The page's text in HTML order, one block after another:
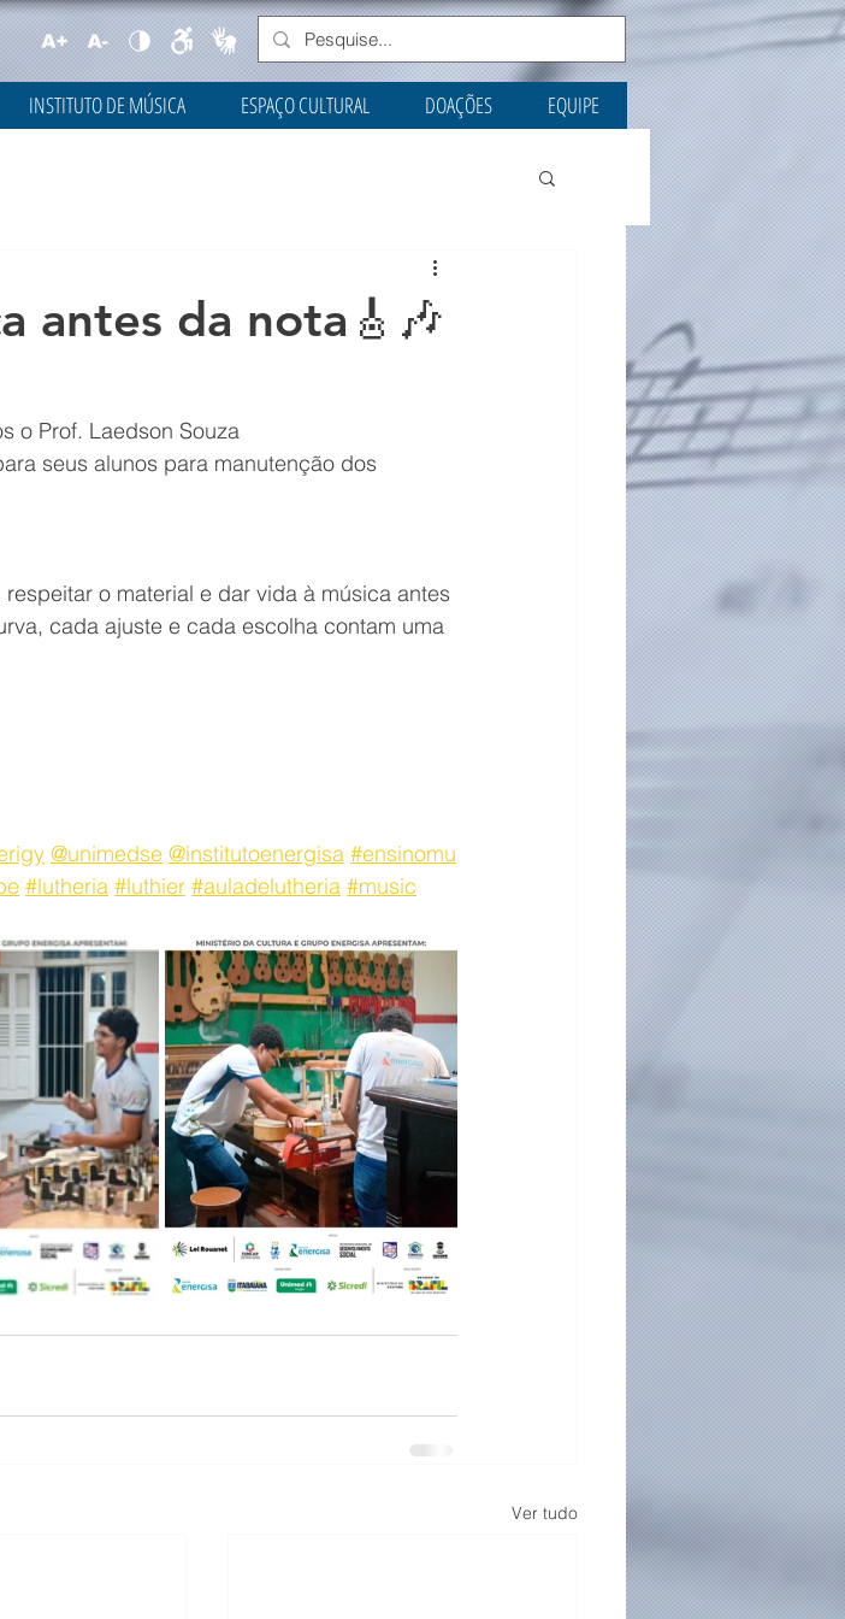
INSTITUTO DE MÚSICA ESPAÇO CULTURAL DOAÇÕES EQUIPE
antes da nota🎸🎶
o Prof. Laedson Souza
seus alunos para manutenção dos
o material e dar vida à música antes
cada ajuste e cada escolha contam uma
@unimedse @institutoenergisa #ensinomu
#lutheria #luthier #auladelutheria #music
Ver tudo